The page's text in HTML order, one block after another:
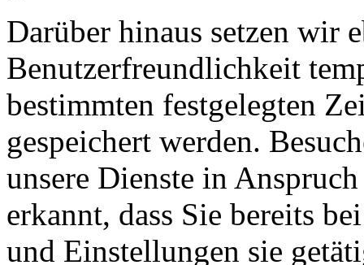
Darüber hinaus setzen wir
Benutzerfreundlichkeit
bestimmten festgelegten
gespeichert werden.
unsere Dienste in
erkannt, dass Sie bereits
und Einstellungen sie